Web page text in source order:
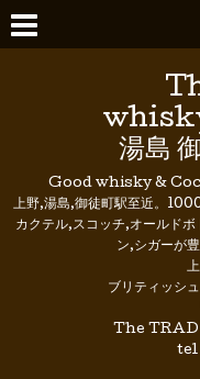
湯島
Good whisky &
上野,湯島,御徒町駅至近。
カクテル,スコッチ,オールド
ン,シガーが
ブリティッシ
The
tel